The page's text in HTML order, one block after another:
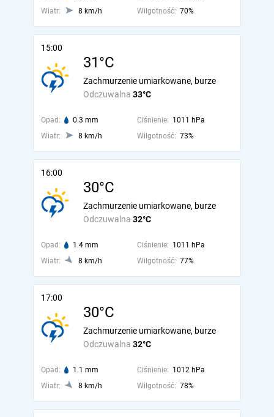
Wiatr:
8 km/h Wilgotność: 70%
15:00
31°C
Odczuwalna 33°C
Zachmurzenie umiarkowane, burze
Opad: 0.3 mm Ciśnienie: 1011 hPa
Wiatr:
8 km/h Wilgotność: 73%
16:00
30°C
Odczuwalna 32°C
Zachmurzenie umiarkowane, burze
Opad: 1.4 mm Ciśnienie: 1011 hPa
Wiatr:
8 km/h Wilgotność: 77%
17:00
30°C
Odczuwalna 32°C
Zachmurzenie umiarkowane, burze
Opad: 1.1 mm Ciśnienie: 1012 hPa
Wiatr:
8 km/h Wilgotność: 78%